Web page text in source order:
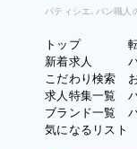
パティシエ、パン職
トップ
新着求人
こだわり検索
求人特集一覧
ブランド一覧
気になるリスト